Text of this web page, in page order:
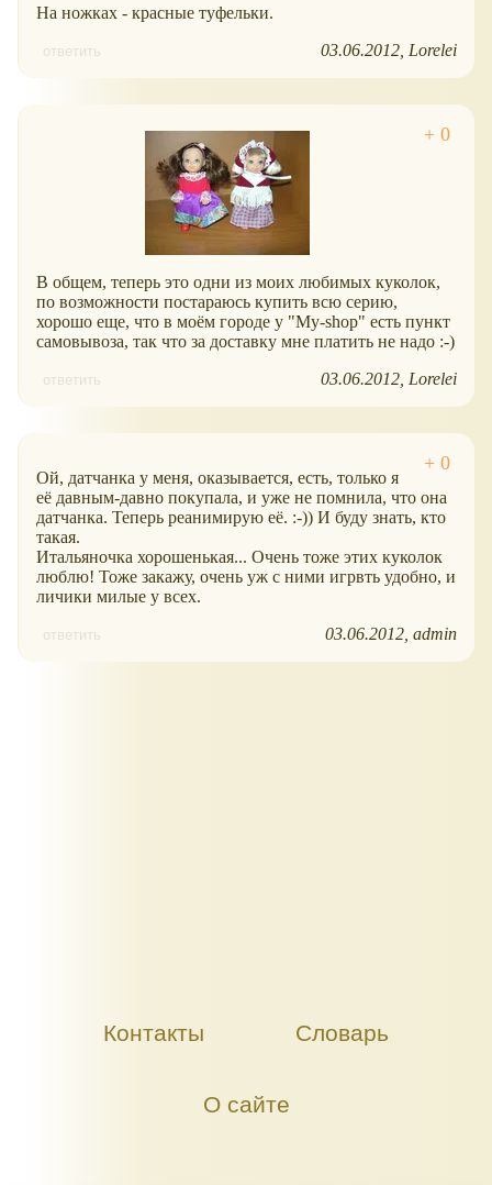
На ножках - красные туфельки.
ответить 03.06.2012 Lorelei
В общем, теперь это одни из моих любимых куколок,
по возможности постараюсь купить всю серию,
хорошо еще, что в моём городе у "My-shop" есть пункт
самовывоза, так что за доставку мне платить не надо :-)
ответить 03.06.2012 Lorelei
Ой, датчанка у меня, оказывается, есть, только я
её давным-давно покупала, и уже не помнила, что она
датчанка. Теперь реанимирую её. :-)) И буду знать, кто
такая.
Итальяночка хорошенькая... Очень тоже этих куколок
люблю! Тоже закажу, очень уж с ними игрвть удобно, и
личики милые у всех.
ответить 03.06.2012 admin
Контакты Словарь
О сайте